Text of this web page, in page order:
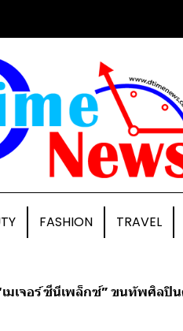
FASHION TRAVEL
เจอร์ ซีนีเพล็กซ์” ขนทัพศิลปิน